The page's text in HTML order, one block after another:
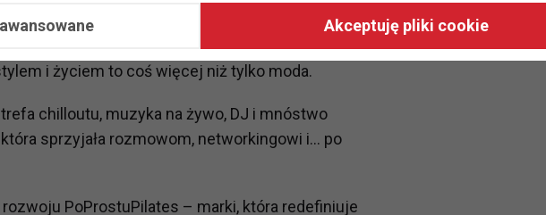
myślą o kobietach, które chcą czuć się pewnie –
idealnie wpisuje się w filozofię marki:Balance
i życiem to coś więcej niż tylko moda.
chilloutu, muzyka na żywo, DJ i mnóstwo
sprzyjała rozmowom, networkingowi i… po
PoProstuPilates – marki, która redefiniuje
dane?
w tym tematykę ukazujących się tam materiałów do Twoich zainteresowań oraz do
usług, w tym aby wykryć ewentualne boty, oszustwa czy nadużycia,
nam udoskonalać nasze usługi i sprawić, że będą maksymalnie odpowiadać Twoim
Akceptuję pliki cookie